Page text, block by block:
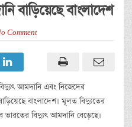
বাড়িয়েছে বাংলাদেশ
Comment
আমদানি এবং নিজেদের
বাংলাদেশ। মূলত বিদ্যুতের
ভারতের বিদ্যুৎ আমদানি বেড়েছে।